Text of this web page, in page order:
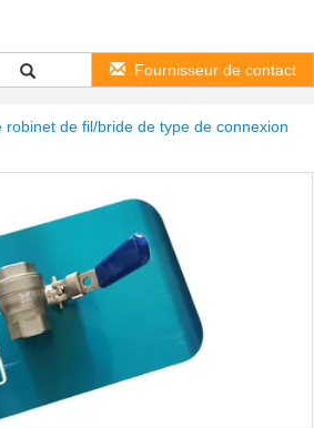
Fournisseur de contact
de fil/bride de type de connexion